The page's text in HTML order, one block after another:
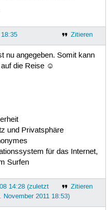
Zitieren
nu angegeben. Somit kann
die Reise ☺
und Privatsphäre
für das Internet,
Surfen
Zitieren
14:28 (zuletzt
November 2011 18:53)